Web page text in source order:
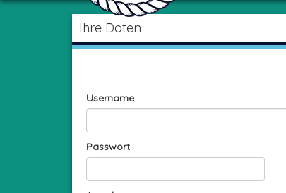
Ihre Daten
Username
Passwort